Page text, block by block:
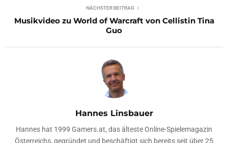
NÄCHSTER BEITRAG
Musikvideo zu World of Warcraft von Cellistin Tina
Guo
Hannes Linsbauer
Hannes hat 1999 Gamers.at, das älteste Online-Spielemagazin
Österreichs, gegründet und beschäftigt sich bereits seit über 25